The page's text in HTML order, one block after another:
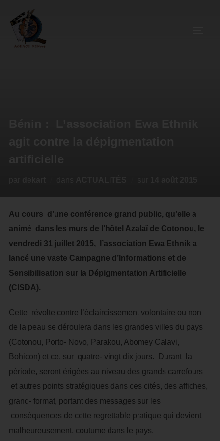
Au cours d’une conférence grand public, qu’elle a
animé dans les murs de l’hôtel Azalaï de Cotonou, le
vendredi 31 juillet 2015, l’association Ewa Ethnik a
lancé une vaste Campagne d’Informations et de
Sensibilisation sur la Dépigmentation Artificielle
(CISDA).
Cette révolte contre l’éclaircissement volontaire ou non
de la peau se déroulera dans les grandes villes du pays
(Cotonou, Porto- Novo, Parakou, Abomey Calavi,
Bohicon) et ce, sur quatre- vingt dix jours. Durant la
période, seront érigées au niveau des grands carrefours
et autres points stratégiques dans ces cités, des affiches,
grand- format, portant des messages sur les
conséquences de cette regrettable pratique qui devient
malheureusement, coutume dans le pays.